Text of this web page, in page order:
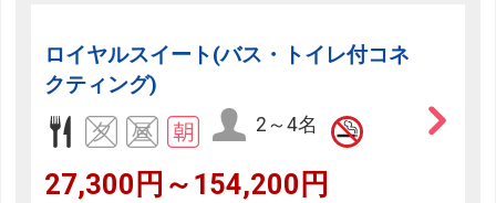
ロイヤルスイート(バス・トイレ付コネ
クティング)
2～4名
27,300円～154,200円